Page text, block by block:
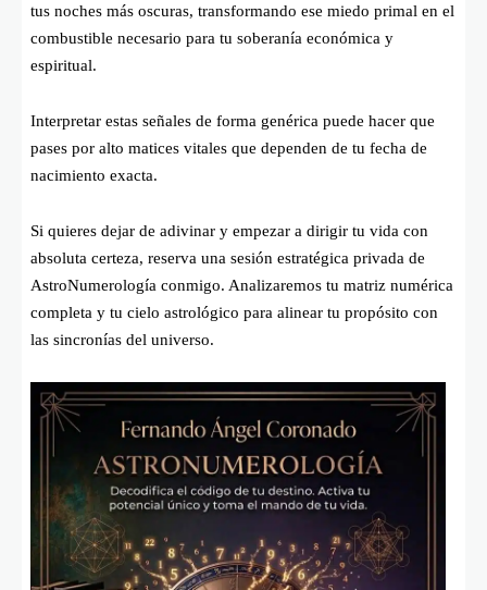
tus noches más oscuras, transformando ese miedo primal en el
combustible necesario para tu soberanía económica y
espiritual.
Interpretar estas señales de forma genérica puede hacer que
pases por alto matices vitales que dependen de tu fecha de
nacimiento exacta.
Si quieres dejar de adivinar y empezar a dirigir tu vida con
absoluta certeza, reserva una sesión estratégica privada de
AstroNumerología conmigo. Analizaremos tu matriz numérica
completa y tu cielo astrológico para alinear tu propósito con
las sincronías del universo.